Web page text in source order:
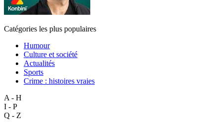
Catégories les plus populaires
Humour
Culture et société
Actualités
Sports
Crime : histoires vraies
A - H
I - P
Q - Z